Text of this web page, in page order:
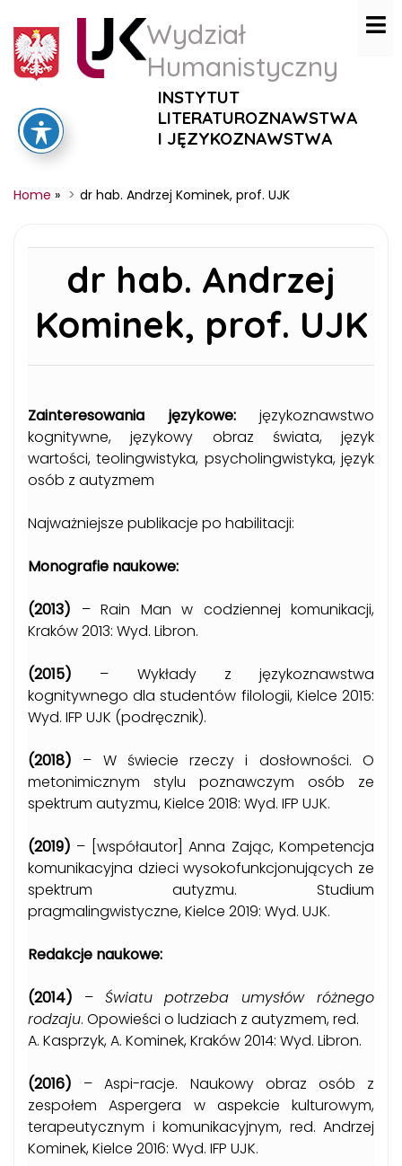
Wydział
Humanistyczny
INSTYTUT
LITERATUROZNAWSTWA
I JĘZYKOZNAWSTWA
Home » dr hab. Andrzej Kominek, prof. UJK
dr hab. Andrzej
Kominek, prof. UJK
Zainteresowania językowe:językoznawstwo
kognitywne, językowy obraz świata, język
wartości, teolingwistyka, psycholingwistyka, język
osób z autyzmem
Najważniejsze publikacje po habilitacji:
Monografie naukowe:
(2013) – Rain Man w codziennej komunikacji,
Kraków 2013: Wyd. Libron.
(2015) – Wykłady z językoznawstwa
kognitywnego dla studentów filologii, Kielce 2015:
Wyd. IFP UJK (podręcznik).
(2018) – W świecie rzeczy i dosłowności. O
metonimicznym stylu poznawczym osób ze
spektrum autyzmu, Kielce 2018: Wyd. IFP UJK.
(2019) – [współautor] Anna Zając, Kompetencja
komunikacyjna dzieci wysokofunkcjonujących ze
spektrum autyzmu. Studium
pragmalingwistyczne, Kielce 2019: Wyd. UJK.
Redakcje naukowe:
(2014) – Światu potrzeba umysłów różnego
rodzaju. Opowieści o ludziach z autyzmem, red.
A. Kasprzyk, A. Kominek, Kraków 2014: Wyd. Libron.
(2016) – Aspi-racje. Naukowy obraz osób z
zespołem Aspergera w aspekcie kulturowym,
terapeutycznym i komunikacyjnym, red. Andrzej
Kominek, Kielce 2016: Wyd. IFP UJK.